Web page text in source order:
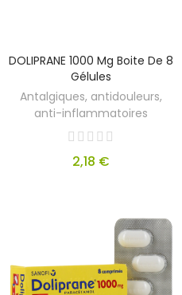
DOLIPRANE 1000 Mg Boite De 8
Gélules
Antalgiques, antidouleurs,
anti-inflammatoires
2,18 €